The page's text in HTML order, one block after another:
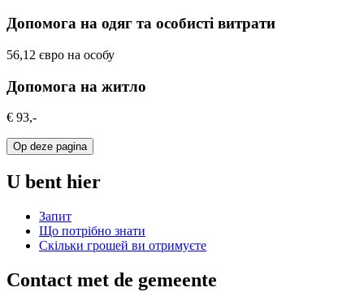
Допомога на одяг та особисті витрати
56,12 євро на особу
Допомога на житло
€ 93,-
Op deze pagina
U bent hier
Запит
Що потрібно знати
Скільки грошей ви отримуєте
Contact met de gemeente